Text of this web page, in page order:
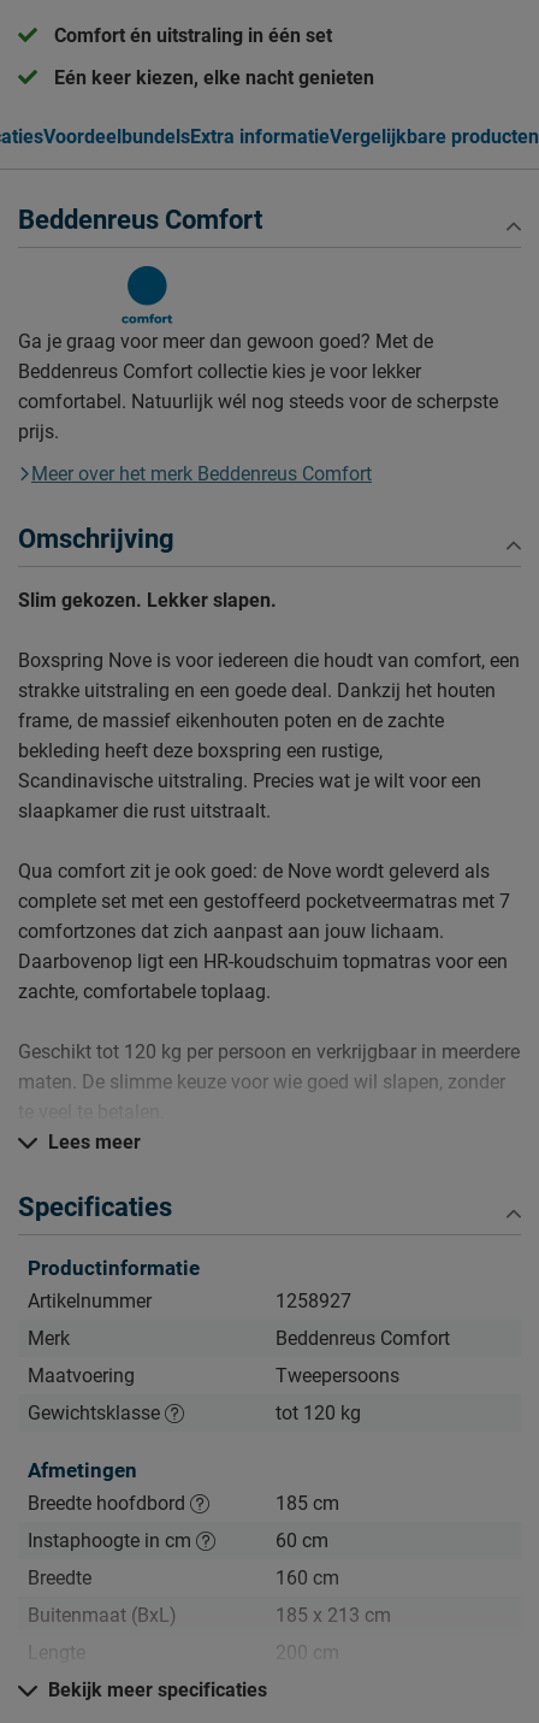
Comfort én uitstraling in één set
Eén keer kiezen, elke nacht genieten
VoordeelbundelsExtra informatieVergelijkbare producten
Beddenreus Comfort
Ga je graag voor meer dan gewoon goed? Met de
Beddenreus Comfort collectie kies je voor lekker
comfortabel. Natuurlijk wél nog steeds voor de scherpste
prijs.
Meer over het merk Beddenreus Comfort
Omschrijving
Slim gekozen. Lekker slapen.
Boxspring Nove is voor iedereen die houdt van comfort, een
strakke uitstraling en een goede deal. Dankzij het houten
frame, de massief eikenhouten poten en de zachte
bekleding heeft deze boxspring een rustige,
Scandinavische uitstraling. Precies wat je wilt voor een
slaapkamer die rust uitstraalt.
Qua comfort zit je ook goed: de Nove wordt geleverd als
complete set met een gestoffeerd pocketveermatras met 7
comfortzones dat zich aanpast aan jouw lichaam.
Daarbovenop ligt een HR-koudschuim topmatras voor een
zachte, comfortabele toplaag.
Geschikt tot 120 kg per persoon en verkrijgbaar in meerdere
maten. De slimme keuze voor wie goed wil slapen, zonder
• Stijlvolle, Scandinavische look
• Houten frame met eikenhouten poten
• Pocketveermatras met 7 comfortzones + topmatras
meegeleverd
• Gewoon goed voor een slimme prijs
Zo blijft Boxspring Nove lang mooi (en schoon)
zien.
Lees meer
Specificaties
Productinformatie
Artikelnummer
1258927
Merk
Beddenreus Comfort
Maatvoering
Tweepersoons
Gewichtsklasse
tot 120 kg
Afmetingen
Breedte hoofdbord
185 cm
Instaphoogte in cm
60 cm
Breedte
160 cm
Buitenmaat (BxL)
185 x 213 cm
Lengte
200 cm
Hoogte hoofdbord
Bekijk meer specificaties